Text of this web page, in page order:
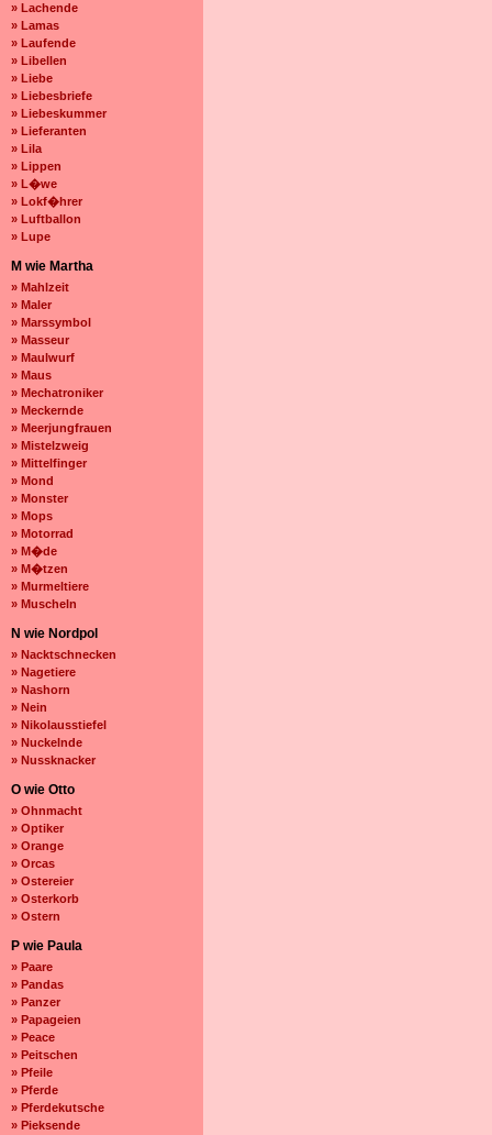
» Lachende
» Lamas
» Laufende
» Libellen
» Liebe
» Liebesbriefe
» Liebeskummer
» Lieferanten
» Lila
» Lippen
» L�we
» Lokf�hrer
» Luftballon
» Lupe
M wie Martha
» Mahlzeit
» Maler
» Marssymbol
» Masseur
» Maulwurf
» Maus
» Mechatroniker
» Meckernde
» Meerjungfrauen
» Mistelzweig
» Mittelfinger
» Mond
» Monster
» Mops
» Motorrad
» M�de
» M�tzen
» Murmeltiere
» Muscheln
N wie Nordpol
» Nacktschnecken
» Nagetiere
» Nashorn
» Nein
» Nikolausstiefel
» Nuckelnde
» Nussknacker
O wie Otto
» Ohnmacht
» Optiker
» Orange
» Orcas
» Ostereier
» Osterkorb
» Ostern
P wie Paula
» Paare
» Pandas
» Panzer
» Papageien
» Peace
» Peitschen
» Pfeile
» Pferde
» Pferdekutsche
» Pieksende